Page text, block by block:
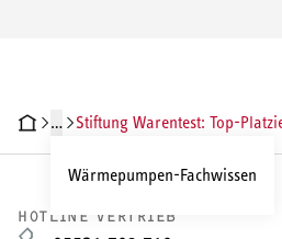
…
Wärmepumpen-Fachwissen
HOTLINE VERTRIEB